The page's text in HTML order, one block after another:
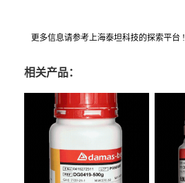
更多信息请参考上海泰坦科技的探索平台 !
相关产品：